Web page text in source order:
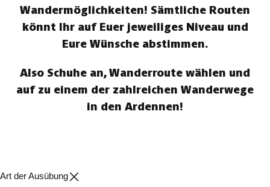
Wandermöglichkeiten! Sämtliche Routen
könnt Ihr auf Euer jeweiliges Niveau und
Eure Wünsche abstimmen.
Also Schuhe an, Wanderroute wählen und
auf zu einem der zahlreichen Wanderwege
in den Ardennen!
Art der Ausübung